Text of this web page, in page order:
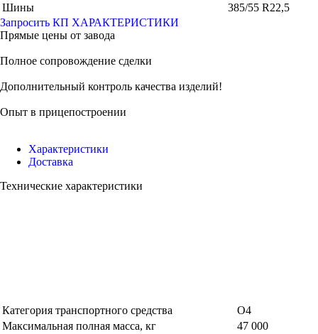
Шины
385/55 R22,5
Запросить КП ХАРАКТЕРИСТИКИ
Прямые цены от завода
Полное сопровождение сделки
Дополнительный контроль качества изделий!
Опыт в прицепостроении
Характеристики
Доставка
Технические характеристики
Категория транспортного средства
О4
Максимальная полная масса, кг
47 000